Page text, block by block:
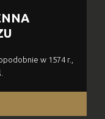
w 1574 r.,